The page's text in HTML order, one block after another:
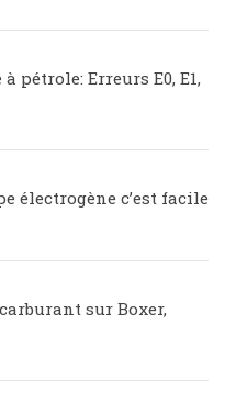
pétrole: Erreurs E0, E1,
électrogène c’est facile
sur Boxer,